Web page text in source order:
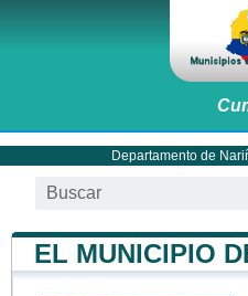
Departamento de
EL MUNICIPIO